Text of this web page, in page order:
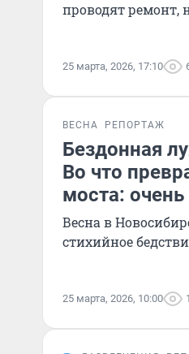
проводят ремонт,
25 марта, 2026, 17:10
ВЕСНА РЕПОРТАЖ
Бездонная
Во что
моста:
Весна в
стихийное
25 марта, 2026, 10:00